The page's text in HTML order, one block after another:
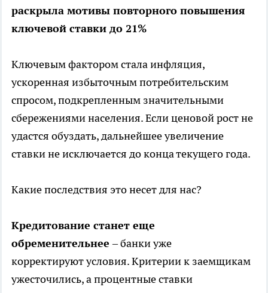
раскрыла мотивы повторного повышения
ключевой ставки до 21%
Ключевым фактором стала инфляция,
ускоренная избыточным потребительским
спросом, подкрепленным значительными
сбережениями населения. Если ценовой рост не
удастся обуздать, дальнейшее увеличение
ставки не исключается до конца текущего года.
Какие последствия это несет для нас?
Кредитование станет еще
обременительнее– банки уже
корректируют условия. Критерии к заемщикам
ужесточились, а процентные ставки